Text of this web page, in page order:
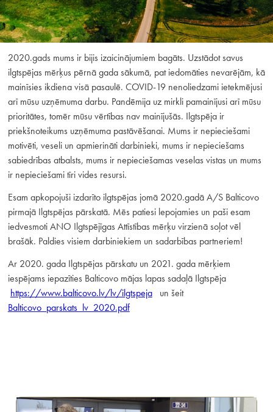
2020.gads mums ir bijis izaicinājumiem bagāts. Uzstādot savus
ilgtspējas mērķus pērnā gada sākumā, pat iedomāties nevarējām, kā
mainīsies ikdiena visā pasaulē. COVID-19 nenoliedzami ietekmējusi
arī mūsu uzņēmuma darbu. Pandēmija uz mirkli pamainījusi arī mūsu
prioritātes, tomēr mūsu vērtības nav mainījušās. Ilgtspēja ir
priekšnoteikums uzņēmuma pastāvēšanai. Mums ir nepieciešami
motivēti, veseli un apmierināti darbinieki, mums ir nepieciešams
sabiedrības atbalsts, mums ir nepieciešamas veselas vistas un mums
ir nepieciešami tīri vides resursi.
Esam apkopojuši izdarīto ilgtspējas jomā 2020.gadā A/S Balticovo
pirmajā Ilgtspējas pārskatā. Mēs patiesi lepojamies un paši esam
iedvesmoti ANO Ilgtspējīgas Attīstības mērķu virzienā soļot vēl
brašāk. Paldies visiem darbiniekiem un sadarbības partneriem!
Ar 2020. gada Ilgtspējas pārskatu un 2021. gada mērķiem
iespējams iepazīties Balticovo mājas lapas sadaļā Ilgtspēja
https://www.balticovo.lv/lv/ilgtspejaun šeit
Balticovo_parskats_lv_2020.pdf